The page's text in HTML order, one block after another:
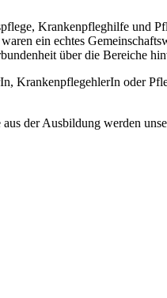
Krankenpfleghilfe und
ein echtes
über die Bereiche
KrankenpflegehlerIn oder
der Ausbildung werden